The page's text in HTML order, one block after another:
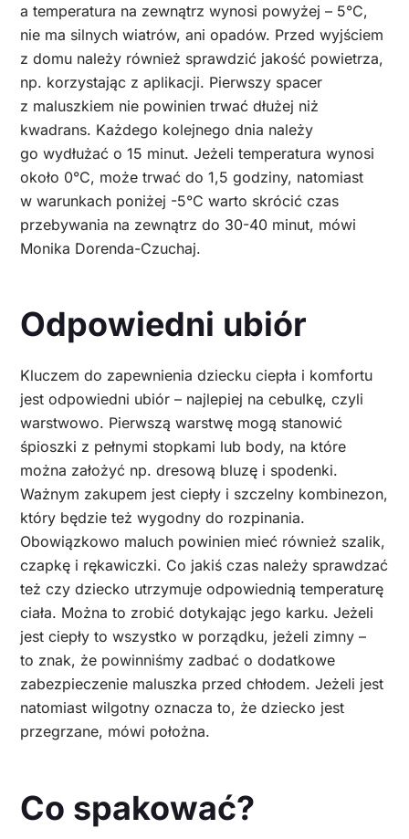
a temperatura na zewnątrz wynosi powyżej – 5°C,
nie ma silnych wiatrów, ani opadów. Przed wyjściem
z domu należy również sprawdzić jakość powietrza,
np. korzystając z aplikacji. Pierwszy spacer
z maluszkiem nie powinien trwać dłużej niż
kwadrans. Każdego kolejnego dnia należy
go wydłużać o 15 minut. Jeżeli temperatura wynosi
około 0°C, może trwać do 1,5 godziny, natomiast
w warunkach poniżej -5°C warto skrócić czas
przebywania na zewnątrz do 30-40 minut, mówi
Monika Dorenda-Czuchaj.
Odpowiedni ubiór
Kluczem do zapewnienia dziecku ciepła i komfortu
jest odpowiedni ubiór – najlepiej na cebulkę, czyli
warstwowo. Pierwszą warstwę mogą stanowić
śpioszki z pełnymi stopkami lub body, na które
można założyć np. dresową bluzę i spodenki.
Ważnym zakupem jest ciepły i szczelny kombinezon,
który będzie też wygodny do rozpinania.
Obowiązkowo maluch powinien mieć również szalik,
czapkę i rękawiczki. Co jakiś czas należy sprawdzać
też czy dziecko utrzymuje odpowiednią temperaturę
ciała. Można to zrobić dotykając jego karku. Jeżeli
jest ciepły to wszystko w porządku, jeżeli zimny –
to znak, że powinniśmy zadbać o dodatkowe
zabezpieczenie maluszka przed chłodem. Jeżeli jest
natomiast wilgotny oznacza to, że dziecko jest
przegrzane, mówi położna.
Co spakować?